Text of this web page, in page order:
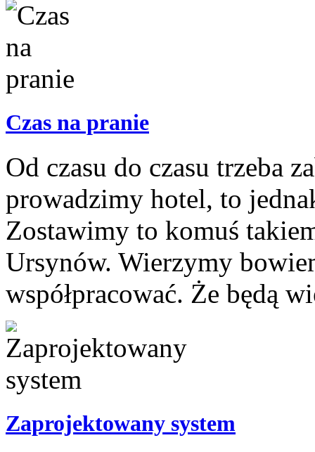
Czas na pranie
Od czasu do czasu trzeba
prowadzimy hotel, to
Zostawimy to komuś
Ursynów. Wierzymy
współpracować. Że będą
Zaprojektowany system